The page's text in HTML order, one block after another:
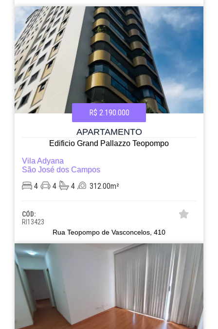
R$ 2.190.000
APARTAMENTO
Edificio Grand Pallazzo Teopompo
Vila Adyana
São José dos Campos
4 4 4 312.00m²
CÓD:
RI13423
Rua Teopompo de Vasconcelos, 410